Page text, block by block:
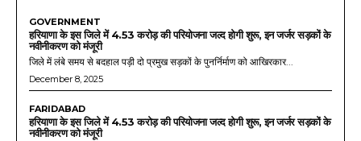
GOVERNMENT
हरियाणा के इस जिले में 4.53 करोड़ की परियोजना जल्द होगी शुरू, इन जर्जर सड़कों के
नवीनीकरण को मंजूरी
जिले में लंबे समय से बदहाल पड़ी दो प्रमुख सड़कों के पुनर्निर्माण को आखिरकार...
December 8, 2025
FARIDABAD
हरियाणा के इस जिले में 4.53 करोड़ की परियोजना जल्द होगी शुरू, इन जर्जर सड़कों के
नवीनीकरण को मंजूरी